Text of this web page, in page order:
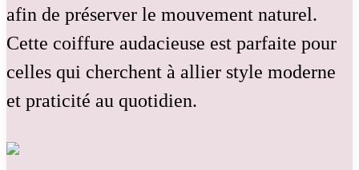
afin de préserver le mouvement naturel.
Cette coiffure audacieuse est parfaite pour
celles qui cherchent à allier style moderne
et praticité au quotidien.